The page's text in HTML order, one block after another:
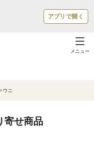
アプリで開く
メニュー
ウニ
寄せ商品